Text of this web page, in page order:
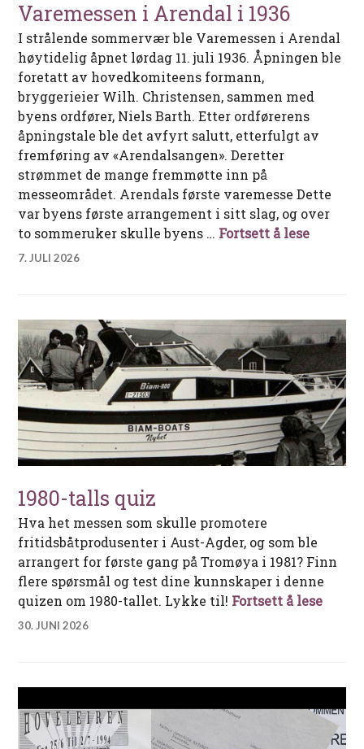
Varemessen i Arendal i 1936
I strålende sommervær ble Varemessen i Arendal
høytidelig åpnet lørdag 11. juli 1936. Åpningen ble
foretatt av hovedkomiteens formann,
bryggerieier Wilh. Christensen, sammen med
byens ordfører, Niels Barth. Etter ordførerens
åpningstale ble det avfyrt salutt, etterfulgt av
fremføring av «Arendalsangen». Deretter
strømmet de mange fremmøtte inn på
messeområdet. Arendals første varemesse Dette
var byens første arrangement i sitt slag, og over
to sommeruker skulle byens … Fortsett å lese
7. JULI 2026
1980-talls quiz
Hva het messen som skulle promotere
fritidsbåtprodusenter i Aust-Agder, og som ble
arrangert for første gang på Tromøya i 1981? Finn
flere spørsmål og test dine kunnskaper i denne
quizen om 1980-tallet. Lykke til! Fortsett å lese1980-
30. JUNI 2026